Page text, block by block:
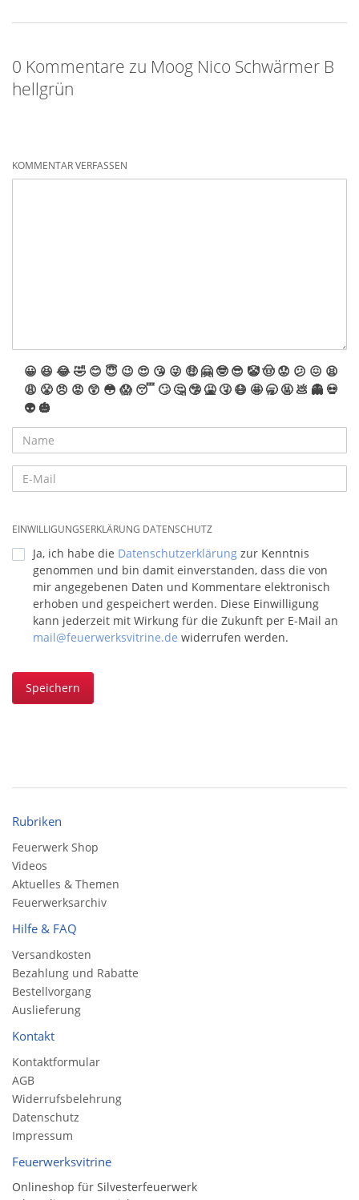
0 Kommentare zu Moog Nico Schwärmer B
hellgrün
KOMMENTAR VERFASSEN
😀 😆 😂🤣 😊 😇 😉 😍 😘 😜 🤑 🤗 🤓 😎 🤡🤠 😟 😕 😖 😫
😩 😤 😠 😡 😲 😳 😱 😴 🙄 🤔 🤥 🤮 🤧 😷 🤩 🥱 🤬 💩 👻 💀
👽 🎃
EINWILLIGUNGSERKLÄRUNG DATENSCHUTZ
Ja, ich habe die Datenschutzerklärung zur Kenntnis
genommen und bin damit einverstanden, dass die von
mir angegebenen Daten und Kommentare elektronisch
erhoben und gespeichert werden. Diese Einwilligung
kann jederzeit mit Wirkung für die Zukunft per E-Mail an
mail@feuerwerksvitrine.de widerrufen werden.
Speichern
Rubriken
Feuerwerk Shop
Videos
Aktuelles & Themen
Feuerwerksarchiv
Hilfe & FAQ
Versandkosten
Bezahlung und Rabatte
Bestellvorgang
Auslieferung
Kontakt
Kontaktformular
AGB
Widerrufsbelehrung
Datenschutz
Impressum
Feuerwerksvitrine
Onlineshop für Silvesterfeuerwerk